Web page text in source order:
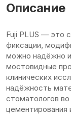
Описание
Fuji PLUS — это
фиксации,
можно надёжно
мостовидные
клинических
надёжность
стоматологов
цементирования